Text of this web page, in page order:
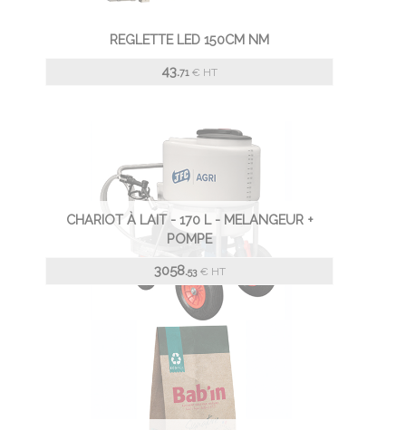
REGLETTE LED 150CM NM
43.71 € HT
CHARIOT À LAIT - 170 L - MELANGEUR +
POMPE
3058.53 € HT